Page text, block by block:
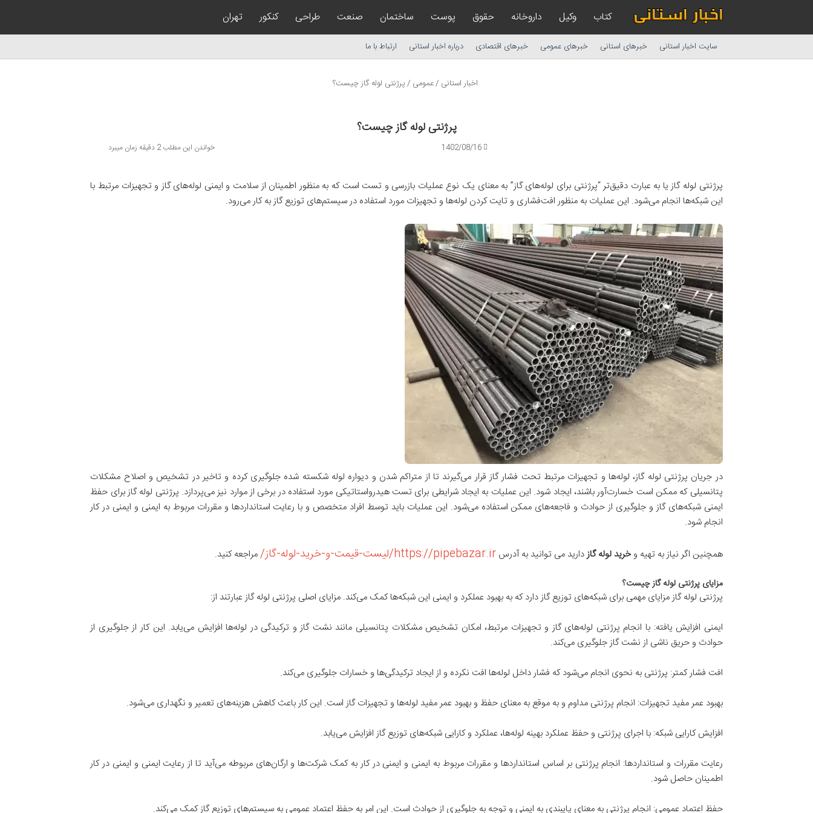
کتاب وکیل داروخانه حقوق پوست ساختمان صنعت طراحی کنکور تهران
سایت اخبار استانی خبرهای استانی خبرهای عمومی خبرهای اقتصادی درباره اخبار استانی ارتباط با ما
اخبار استانی /عمومی /پرژنتی لوله گاز چیست؟
پرژنتی لوله گاز چیست؟
1402/08/16 خواندن این مطلب 2 دقیقه زمان میبرد
پرژنتی لوله گاز یا به عبارت دقیق‌تر “پرژنتی برای لوله‌های گاز” به معنای یک نوع عملیات بازرسی و تست است که به منظور اطمینان از سلامت و ایمنی لوله‌های گاز و تجهیزات مرتبط با
این شبکه‌ها انجام می‌شود. این عملیات به منظور افت‌فشاری و تایت کردن لوله‌ها و تجهیزات مورد استفاده در سیستم‌های توزیع گاز به کار می‌رود.
در جریان پرژنتی لوله گاز، لوله‌ها و تجهیزات مرتبط تحت فشار گاز قرار می‌گیرند تا از متراکم شدن و دیواره لوله شکسته شده جلوگیری کرده و تاخیر در تشخیص و اصلاح مشکلات
پتانسیلی که ممکن است خسارت‌آور باشند، ایجاد شود. این عملیات به ایجاد شرایطی برای تست هیدرواستاتیکی مورد استفاده در برخی از موارد نیز می‌پردازد. پرژنتی لوله گاز برای حفظ
ایمنی شبکه‌های گاز و جلوگیری از حوادث و فاجعه‌های ممکن استفاده می‌شود. این عملیات باید توسط افراد متخصص و با رعایت استانداردها و مقررات مربوط به ایمنی و ایمنی در کار
انجام شود.
همچنین اگر نیاز به تهیه وخرید لوله گازدارید می توانید به آدرسhttps://pipebazar.ir/لیست-قیمت-و-خرید-لوله-گاز/ مراجعه کنید.
مزایای پرژنتی لوله گاز چیست؟
پرژنتی لوله گاز مزایای مهمی برای شبکه‌های توزیع گاز دارد که به بهبود عملکرد و ایمنی این شبکه‌ها کمک می‌کند. مزایای اصلی پرژنتی لوله گاز عبارتند از:
ایمنی افزایش یافته: با انجام پرژنتی لوله‌های گاز و تجهیزات مرتبط، امکان تشخیص مشکلات پتانسیلی مانند نشت گاز و ترکیدگی در لوله‌ها افزایش می‌یابد. این کار از جلوگیری از
حوادث و حریق ناشی از نشت گاز جلوگیری می‌کند.
افت فشار کمتر: پرژنتی به نحوی انجام می‌شود که فشار داخل لوله‌ها افت نکرده و از ایجاد ترکیدگی‌ها و خسارات جلوگیری می‌کند.
بهبود عمر مفید تجهیزات: انجام پرژنتی مداوم و به موقع به معنای حفظ و بهبود عمر مفید لوله‌ها و تجهیزات گاز است. این کار باعث کاهش هزینه‌های تعمیر و نگهداری می‌شود.
افزایش کارایی شبکه: با اجرای پرژنتی و حفظ عملکرد بهینه لوله‌ها، عملکرد و کارایی شبکه‌های توزیع گاز افزایش می‌یابد.
رعایت مقررات و استانداردها: انجام پرژنتی بر اساس استانداردها و مقررات مربوط به ایمنی و ایمنی در کار به کمک شرکت‌ها و ارگان‌های مربوطه می‌آید تا از رعایت ایمنی و ایمنی در کار
اطمینان حاصل شود.
حفظ اعتماد عمومی: انجام پرژنتی به معنای پایبندی به ایمنی و توجه به جلوگیری از حوادث است. این امر به حفظ اعتماد عمومی به سیستم‌های توزیع گاز کمک می‌کند.